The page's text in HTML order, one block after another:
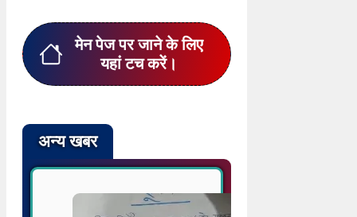
मेन पेज पर जाने के लिए
यहां टच करें।
अन्य खबर